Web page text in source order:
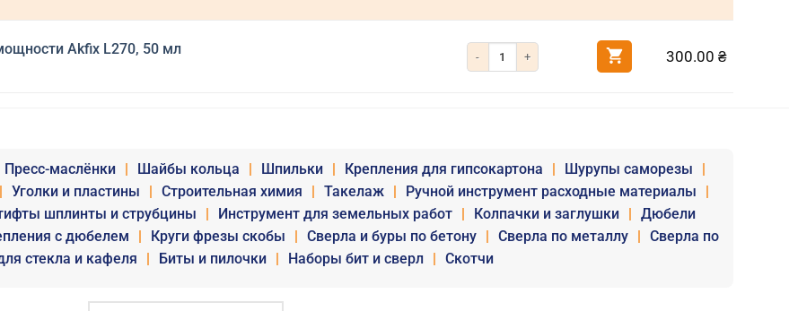
Akfix L270, 50 мл Количество товара Фиксатор резьбы анаэробный высокой
300.00 ₴
Пресс-маслёнки Шайбы кольца Шпильки Крепления для гипсокартона Шурупы саморезы
Уголки и пластины Строительная химия Такелаж Ручной инструмент расходные материалы
шплинты и струбцины Инструмент для земельных работ Колпачки и заглушки
Дюбели
с дюбелем Круги фрезы скобы Сверла и буры по бетону Сверла по металлу
Сверла по
стекла и кафеля Биты и пилочки Наборы бит и сверл Скотчи